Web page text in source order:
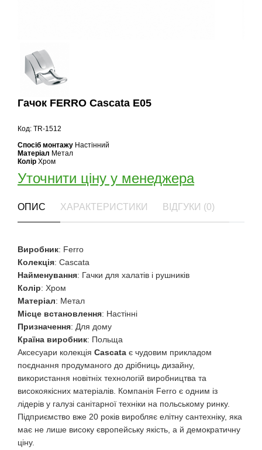
Гачок FERRO Cascata E05
Код: TR-1512
Спосіб монтажу Настінний
Матеріал Метал
Колір Хром
Уточнити ціну у менеджера
ОПИС ХАРАКТЕРИСТИКИ ВІДГУКИ (0)
Виробник: Ferro
Колекція: Cascata
Найменування: Гачки для халатів і рушників
Колір: Хром
Матеріал: Метал
Місце встановлення: Настінні
Призначення: Для дому
Країна виробник: Польща
Аксесуари колекція Cascata є чудовим прикладом
поєднання продуманого до дрібниць дизайну,
використання новітніх технологій виробництва та
високоякісних матеріалів. Компанія Ferro є одним із
лідерів у галузі санітарної техніки на польському ринку.
Підприємство вже 20 років виробляє елітну сантехніку, яка
має не лише високу європейську якість, а й демократичну
ціну.